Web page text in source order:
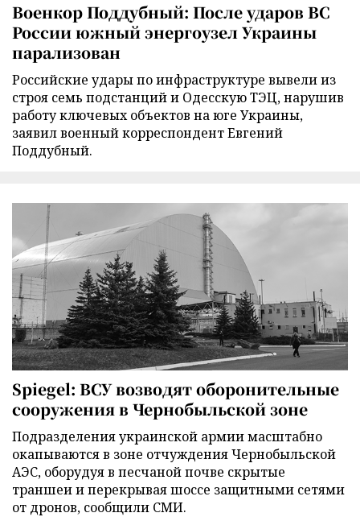
Военкор Поддубный: После ударов ВС
России южный энергоузел Украины
парализован
Российские удары по инфраструктуре вывели из
строя семь подстанций и Одесскую ТЭЦ, нарушив
работу ключевых объектов на юге Украины,
заявил военный корреспондент Евгений
Поддубный.
Spiegel: ВСУ возводят оборонительные
сооружения в Чернобыльской зоне
Подразделения украинской армии масштабно
окапываются в зоне отчуждения Чернобыльской
АЭС, оборудуя в песчаной почве скрытые
траншеи и перекрывая шоссе защитными сетями
от дронов, сообщили СМИ.